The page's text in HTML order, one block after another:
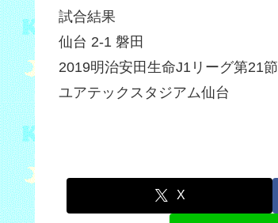
試合結果
仙台 2-1 磐田
2019明治安田生命J1リーグ第21節
ユアテックスタジアム仙台
X